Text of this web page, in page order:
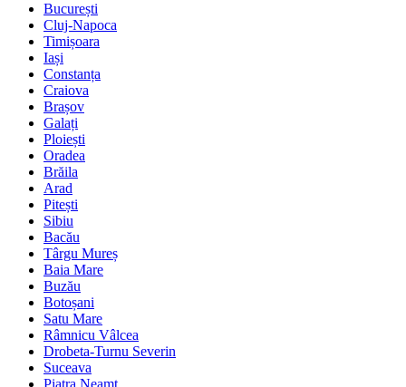
București
Cluj-Napoca
Timișoara
Iași
Constanța
Craiova
Brașov
Galați
Ploiești
Oradea
Brăila
Arad
Pitești
Sibiu
Bacău
Târgu Mureș
Baia Mare
Buzău
Botoșani
Satu Mare
Râmnicu Vâlcea
Drobeta-Turnu Severin
Suceava